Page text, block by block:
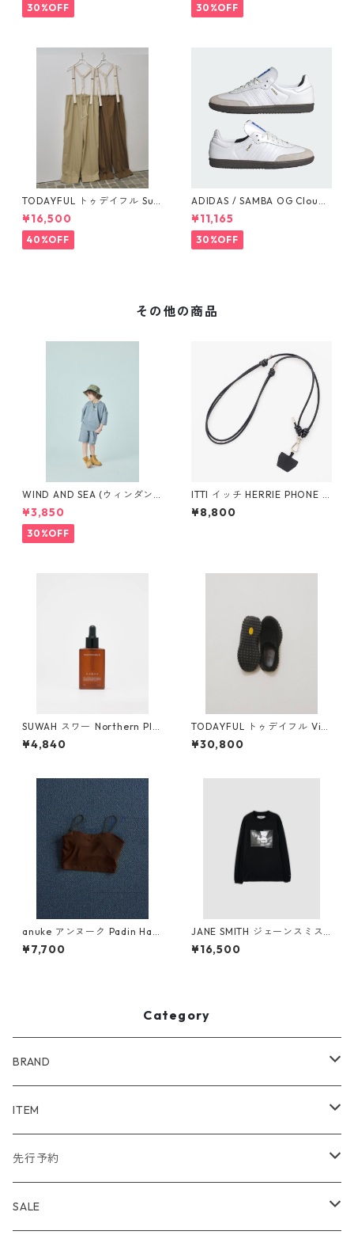
30%OFF 30%OFF
TODAYFUL トゥデイフル Sus
penders Highwaist Pants 12
510703
¥16,500
40%OFF
ADIDAS / SAMBA OG Cloud
White / Cloud White / Gum
(IE3439)
¥11,165
30%OFF
その他の商品
WIND AND SEA (ウィンダン
シー)SMOOTHY x WDS 70%
Child S/S Tee (H_GRAY)
¥3,850
30%OFF
ITTI イッチ HERRIE PHONE S
TRING / STCOW(BLK)
¥8,800
SUWAH スワー ️Northern Pla
cen Mayu Oil
¥4,840
TODAYFUL トゥデイフル Vibr
amsole Leather Sabot 12611
032 BLK
¥30,800
anuke アンヌーク Padin Half
Camisole 62610636 (BRN)
¥7,700
JANE SMITH ジェーンスミス I
VORY SERRA REDONDO BE
ACH, CA L/S T-SHIRT (BLK)
¥16,500
Category
BRAND
WIND AND SEA
アウター
トップス
NAISSANCE
アウター
bal
ITEM
アウター
トップス
先行予約
TODAYFUL 2020 SUMMER
SALE